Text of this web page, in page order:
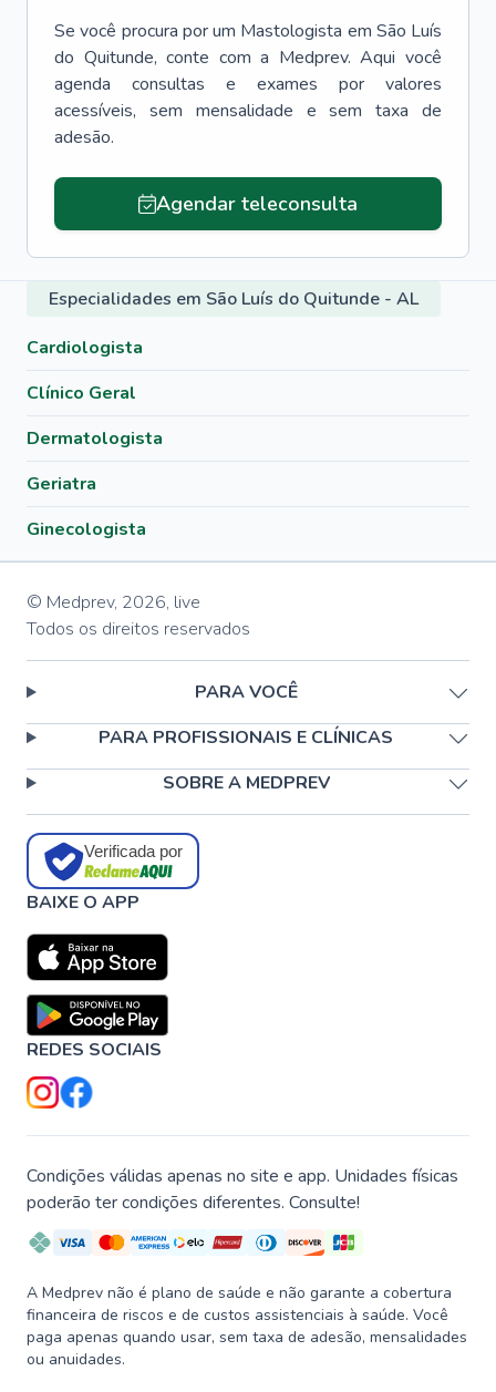
Se você procura por um Mastologista em São Luís
do Quitunde, conte com a Medprev. Aqui você
agenda consultas e exames por valores
acessíveis, sem mensalidade e sem taxa de
adesão.
Agendar teleconsulta
Especialidades em São Luís do Quitunde - AL
Cardiologista
Clínico Geral
Dermatologista
Geriatra
Ginecologista
© Medprev, 2026, live
Todos os direitos reservados
PARA VOCÊ
PARA PROFISSIONAIS E CLÍNICAS
SOBRE A MEDPREV
Verificada por
BAIXE O APP
REDES SOCIAIS
Condições válidas apenas no site e app. Unidades físicas
poderão ter condições diferentes. Consulte!
A Medprev não é plano de saúde e não garante a cobertura
financeira de riscos e de custos assistenciais à saúde. Você
paga apenas quando usar, sem taxa de adesão, mensalidades
ou anuidades.